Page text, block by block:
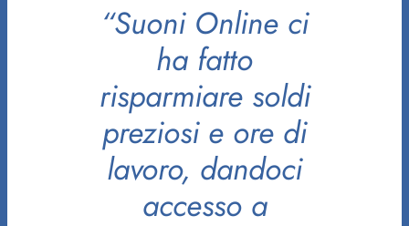
“Suoni Online ci
ha fatto
risparmiare soldi
preziosi e ore di
lavoro, dandoci
accesso a